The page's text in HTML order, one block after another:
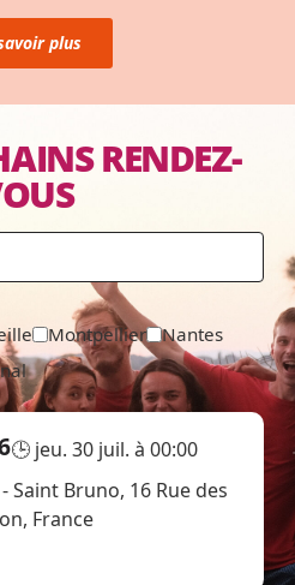
plus
RENDEZ-
Montpellier
Nantes
🕒 jeu. 30 juil. à 00:00
Saint Bruno, 16 Rue des
France